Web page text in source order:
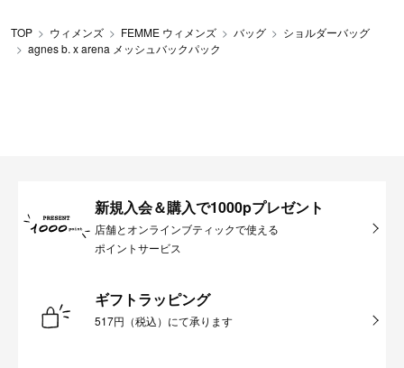
TOP ウィメンズ FEMME ウィメンズ バッグ
ショルダーバッグ
agnes b. x arena メッシュバックパック
新規入会＆購入で1000pプレゼント
店舗とオンラインブティックで使える
ポイントサービス
ギフトラッピング
517円（税込）にて承ります